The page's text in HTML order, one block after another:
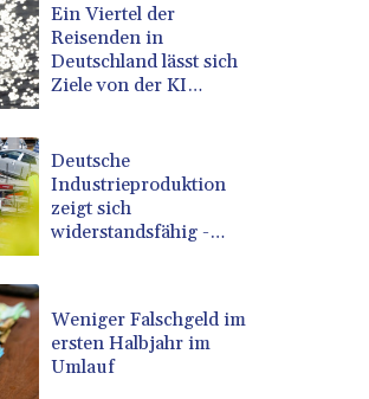
Ein Viertel der
Reisenden in
Deutschland lässt sich
Ziele von der KI
Deutsche
Industrieproduktion
zeigt sich
widerstandsfähig -
Weniger Falschgeld im
ersten Halbjahr im
Umlauf